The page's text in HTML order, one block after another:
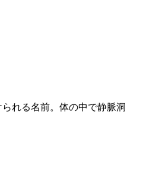
れる名前。体の中で静脈洞